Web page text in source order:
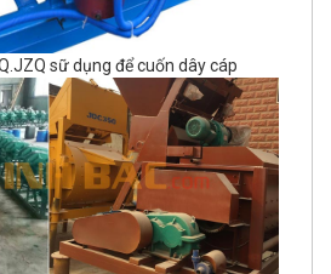
sữ dụng để cuốn dây cáp